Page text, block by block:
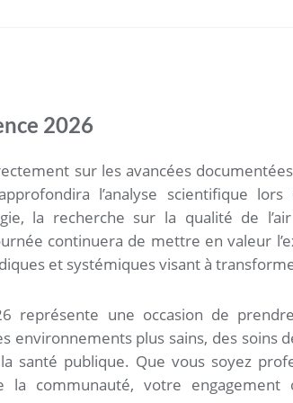
2026
sur les avancées
l’analyse scientifique
la recherche sur la qualité de
continuera de mettre en valeur
et systémiques visant à
représente une occasion de
environnements plus sains, des soins
santé publique. Que vous soyez
la communauté, votre